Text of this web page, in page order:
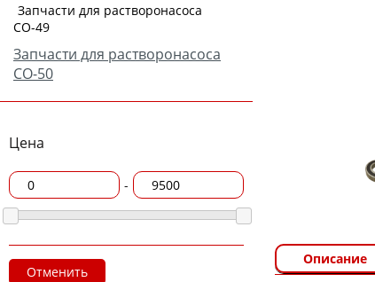
Запчасти для растворонасоса
СО-49
Запчасти для растворонасоса
СО-50
Цена
-
Отменить
Описание